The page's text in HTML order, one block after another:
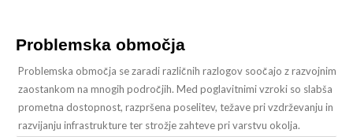
Problemska območja
Problemska območja se zaradi različnih razlogov soočajo z razvojnim
zaostankom na mnogih področjih. Med poglavitnimi vzroki so slabša
prometna dostopnost, razpršena poselitev, težave pri vzdrževanju in
razvijanju infrastrukture ter strožje zahteve pri varstvu okolja.